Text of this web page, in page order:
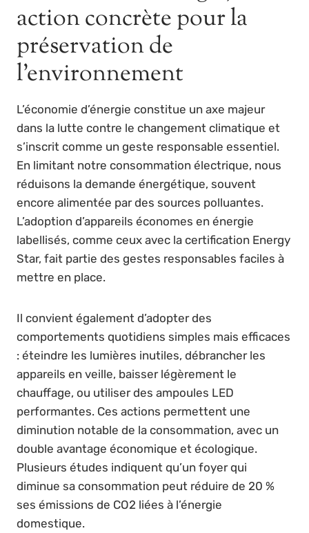
action concrète pour la
préservation de
l’environnement
L’économie d’énergie constitue un axe majeur
dans la lutte contre le changement climatique et
s’inscrit comme un geste responsable essentiel.
En limitant notre consommation électrique, nous
réduisons la demande énergétique, souvent
encore alimentée par des sources polluantes.
L’adoption d’appareils économes en énergie
labellisés, comme ceux avec la certification Energy
Star, fait partie des gestes responsables faciles à
mettre en place.
Il convient également d’adopter des
comportements quotidiens simples mais efficaces
: éteindre les lumières inutiles, débrancher les
appareils en veille, baisser légèrement le
chauffage, ou utiliser des ampoules LED
performantes. Ces actions permettent une
diminution notable de la consommation, avec un
double avantage économique et écologique.
Plusieurs études indiquent qu’un foyer qui
diminue sa consommation peut réduire de 20 %
ses émissions de CO2 liées à l’énergie
domestique.